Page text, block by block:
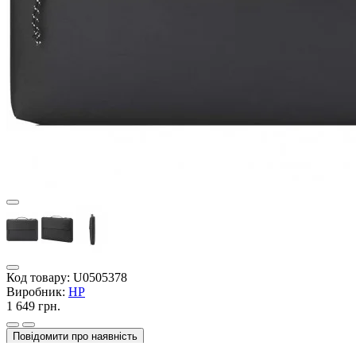
Код товару: U0505378
Виробник: HP
1 649 грн.
Повідомити про наявність